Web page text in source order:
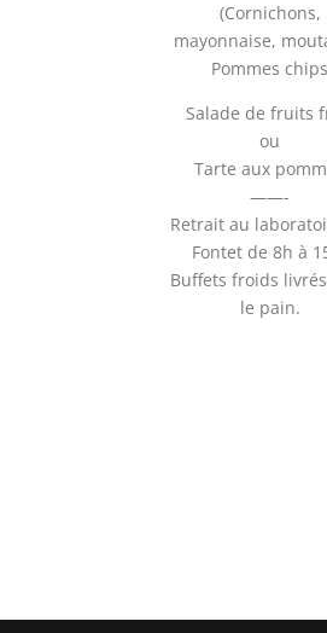
(Cornichons,
mayonnaise,
Pommes chips
Salade de fruits
ou
Tarte aux
——-
Retrait au
Fontet de 8h à
Buffets froids
le pain.